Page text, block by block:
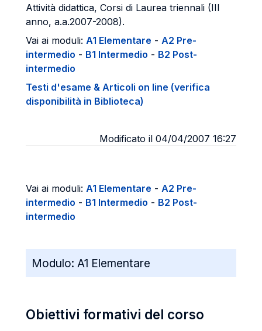
Attività didattica, Corsi di Laurea triennali (III
anno, a.a.2007-2008).
Vai ai moduli: A1 Elementare - A2 Pre-
intermedio - B1 Intermedio - B2 Post-
intermedio
Testi d'esame & Articoli on line (verifica
disponibilità in Biblioteca)
Modificato il 04/04/2007 16:27
Vai ai moduli: A1 Elementare - A2 Pre-
intermedio - B1 Intermedio - B2 Post-
intermedio
Modulo: A1 Elementare
Obiettivi formativi del corso